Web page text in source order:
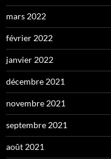
mars 2022
février 2022
janvier 2022
décembre 2021
novembre 2021
septembre 2021
août 2021